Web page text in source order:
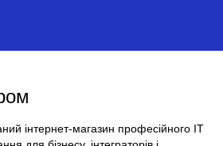
інтернет-магазин професійного IT